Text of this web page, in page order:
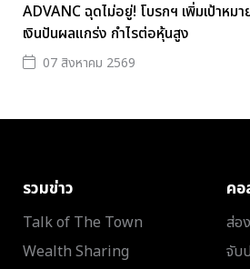
ADVANC ฉุดไม่อยู่! โบรกฯ เพิ่มเป้าหม
เงินปันผลแกร่ง กำไรต่อหุ้นสูง
07 สิงหาคม 2569
รวมข่าว
Talk of The Town
Wealth Sharing
ค
ส่อ
จับ